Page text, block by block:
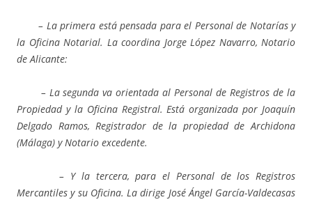
– La primera está pensada para el Personal de Notarías y
la Oficina Notarial. La coordina Jorge López Navarro, Notario
de Alicante:
– La segunda va orientada al Personal de Registros de la
Propiedad y la Oficina Registral. Está organizada por Joaquín
Delgado Ramos, Registrador de la propiedad de Archidona
(Málaga) y Notario excedente.
– Y la tercera, para el Personal de los Registros
Mercantiles y su Oficina. La dirige José Ángel García-Valdecasas